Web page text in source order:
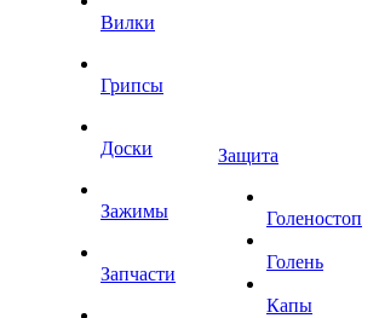
Вилки
Грипсы
Доски
Зажимы
Запчасти
Защита
Голеностоп
Голень
Капы